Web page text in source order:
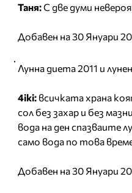
Таня:С две думи
Добавен на 30 Януари
Лунна диета 2011 и
4iki: всичката храна
сол без захар и без
вода на ден спазваите
само вода по това
Добавен на 30 Януари